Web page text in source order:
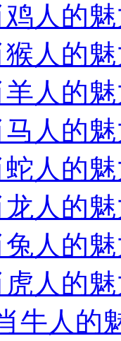
鸡人的
猴人的
羊人的
马人的
蛇人的
龙人的
兔人的
虎人的
牛人的